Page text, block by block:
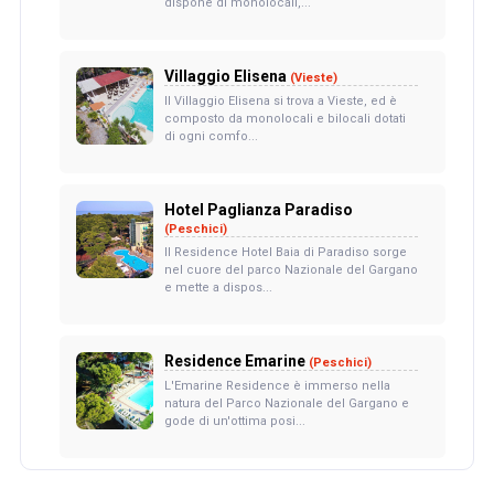
dispone di monolocali,...
Villaggio Elisena (Vieste)
Il Villaggio Elisena si trova a Vieste, ed è
composto da monolocali e bilocali dotati
di ogni comfo...
Hotel Paglianza Paradiso
(Peschici)
Il Residence Hotel Baia di Paradiso sorge
nel cuore del parco Nazionale del Gargano
e mette a dispos...
Residence Emarine (Peschici)
L'Emarine Residence è immerso nella
natura del Parco Nazionale del Gargano e
gode di un'ottima posi...